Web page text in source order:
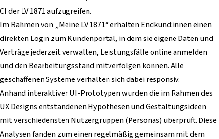
CI der LV 1871 aufzugreifen.
Im Rahmen von „Meine LV 1871“ erhalten Endkund:innen einen
direkten Login zum Kundenportal, in dem sie eigene Daten und
Verträge jederzeit verwalten, Leistungsfälle online anmelden
und den Bearbeitungsstand mitverfolgen können. Alle
geschaffenen Systeme verhalten sich dabei responsiv.
Anhand interaktiver UI-Prototypen wurden die im Rahmen des
UX Designs entstandenen Hypothesen und Gestaltungsideen
mit verschiedensten Nutzergruppen (Personas) überprüft. Diese
Analysen fanden zum einen regelmäßig gemeinsam mit dem